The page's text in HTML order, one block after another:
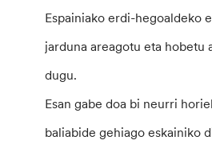
Espainiako erdi-hegoaldeko
jarduna areagotu eta hobetu
dugu.
Esan gabe doa bi neurri
baliabide gehiago eskainiko